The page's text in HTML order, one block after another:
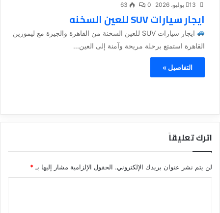
13 يوليو، 2026 0
63
ايجار سيارات SUV للعين السخنه
ايجار سيارات SUV للعين السخنة من القاهرة والجيزة مع ليموزين
القاهرة استمتع برحلة مريحة وآمنة إلى العين...
التفاصيل »
اترك تعليقاً
لن يتم نشر عنوان بريدك الإلكتروني. الحقول الإلزامية مشار إليها بـ *